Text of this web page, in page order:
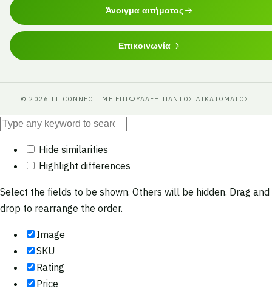
Άνοιγμα αιτήματος
Επικοινωνία
© 2026 IT CONNECT. ΜΕ ΕΠΙΦΎΛΑΞΗ ΠΑΝΤΌΣ ΔΙΚΑΙΏΜΑΤΟΣ.
Hide similarities
Highlight differences
Select the fields to be shown. Others will be hidden. Drag and
drop to rearrange the order.
Image
SKU
Rating
Price